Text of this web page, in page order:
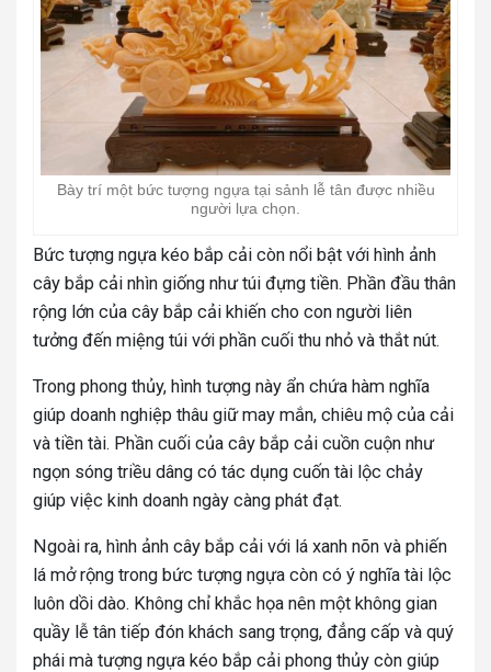
Bày trí một bức tượng ngựa tại sảnh lễ tân được nhiều
người lựa chọn.
Bức tượng ngựa kéo bắp cải còn nổi bật với hình ảnh
cây bắp cải nhìn giống như túi đựng tiền. Phần đầu thân
rộng lớn của cây bắp cải khiến cho con người liên
tưởng đến miệng túi với phần cuối thu nhỏ và thắt nút.
Trong phong thủy, hình tượng này ẩn chứa hàm nghĩa
giúp doanh nghiệp thâu giữ may mắn, chiêu mộ của cải
và tiền tài. Phần cuối của cây bắp cải cuồn cuộn như
ngọn sóng triều dâng có tác dụng cuốn tài lộc chảy
giúp việc kinh doanh ngày càng phát đạt.
Ngoài ra, hình ảnh cây bắp cải với lá xanh nõn và phiến
lá mở rộng trong bức tượng ngựa còn có ý nghĩa tài lộc
luôn dồi dào. Không chỉ khắc họa nên một không gian
quầy lễ tân tiếp đón khách sang trọng, đẳng cấp và quý
phái mà tượng ngựa kéo bắp cải phong thủy còn giúp